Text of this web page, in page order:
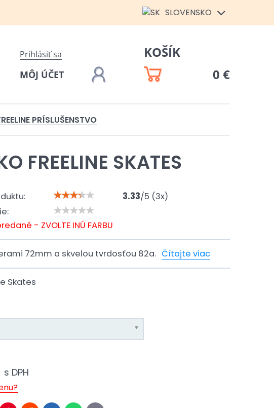
SLOVENSKO
Prihlásiť sa
MÔJ ÚČET
KOŠÍK
0 €
PRÍSLUŠENSTVO
FREELINE SKATES
3.33/5 (3x)
- ZVOLTE INÚ FARBU
72mm a skvelou tvrdosťou 82a. Čítajte viac
Skates
s DPH